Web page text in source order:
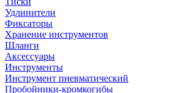
Удлинители
Фиксаторы
Хранение инструментов
Шланги
Аксессуары
Инструменты
Инструмент пневматический
Пробойники-кромкогибы